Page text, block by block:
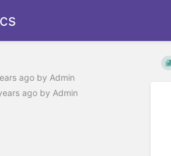
ago by Admin
ago by Admin